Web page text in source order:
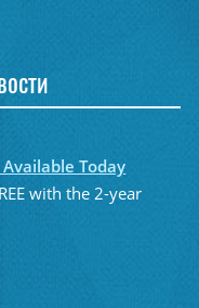
Available Today
with the 2-year